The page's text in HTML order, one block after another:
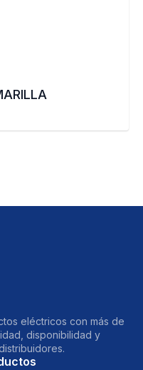
eléctricos con más de
disponibilidad y